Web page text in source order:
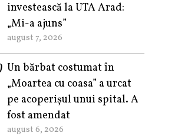
investească la UTA Arad:
„Mi-a ajuns”
august 7, 2026
Un bărbat costumat în
„Moartea cu coasa” a urcat
pe acoperișul unui spital. A
fost amendat
august 6, 2026